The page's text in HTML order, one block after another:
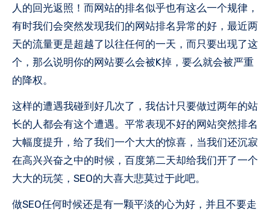
人的回光返照！而网站的排名似乎也有这么一个规律，
有时我们会突然发现我们的网站排名异常的好，最近两
天的流量更是超越了以往任何的一天，而只要出现了这
个，那么说明你的网站要么会被K掉，要么就会被严重
的降权。
这样的遭遇我碰到好几次了，我估计只要做过两年的站
长的人都会有这个遭遇。平常表现不好的网站突然排名
大幅度提升，给了我们一个大大的惊喜，当我们还沉寂
在高兴兴奋之中的时候，百度第二天却给我们开了一个
大大的玩笑，SEO的大喜大悲莫过于此吧。
做SEO任何时候还是有一颗平淡的心为好，并且不要走